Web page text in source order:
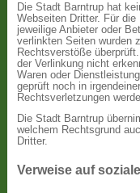
Die Stadt Barntrup hat
Webseiten Dritter. Für
jeweilige Anbieter oder
verlinkten Seiten wurden
Rechtsverstöße
der Verlinkung nicht
Waren oder
geprüft noch in
Rechtsverletzungen
Die Stadt Barntrup
welchem Rechtsgrund
Dritter.
Verweise auf